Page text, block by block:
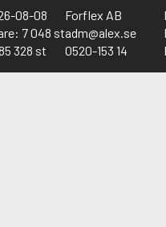
08-08
7 048 st
328 st
Forflex AB
adm@alex.se
0520-153 14